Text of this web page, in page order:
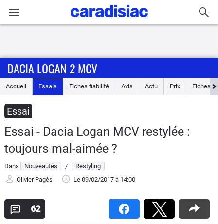
Accueil
Essais
Guide
d'achat
Electriques
Utilitaires
DACIA LOGAN 2 MCV
Accueil Essais Fiches fiabilité Avis Actu Prix Fiches
Essai
Essai - Dacia Logan MCV restylée :
toujours mal-aimée ?
Dans Nouveautés /
Restyling
Olivier Pagès
Le 09/02/2017 à 14:00
62